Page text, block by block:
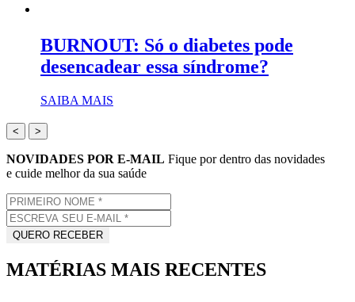
BURNOUT: Só o diabetes pode
desencadear essa síndrome?
SAIBA MAIS
< >
NOVIDADES POR E-MAIL Fique por dentro das novidades
e cuide melhor da sua saúde
MATÉRIAS MAIS RECENTES